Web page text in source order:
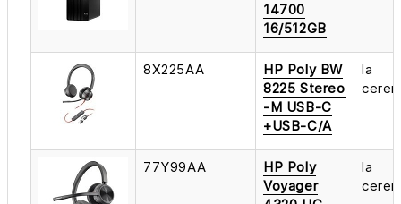
14700
16/512GB
8X225AA
HP Poly BW
8225 Stereo
-M USB-C
+USB-C/A
la
77Y99AA
HP Poly
Voyager
la